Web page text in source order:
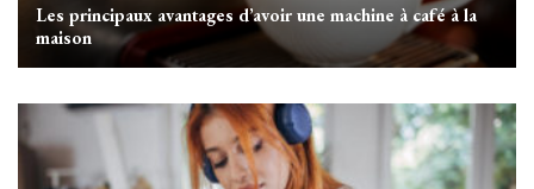
Les principaux avantages d’avoir une machine à café à la
maison